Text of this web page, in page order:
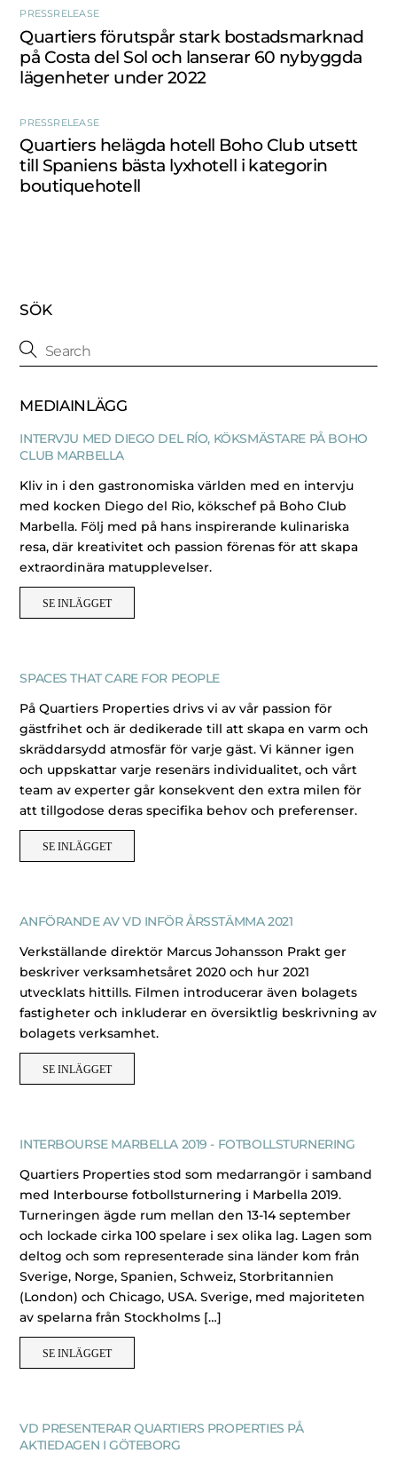
PRESSRELEASE
Quartiers förutspår stark bostadsmarknad
på Costa del Sol och lanserar 60 nybyggda
lägenheter under 2022
PRESSRELEASE
Quartiers helägda hotell Boho Club utsett
till Spaniens bästa lyxhotell i kategorin
boutiquehotell
SÖK
MEDIAINLÄGG
INTERVJU MED DIEGO DEL RÍO, KÖKSMÄSTARE PÅ BOHO
CLUB MARBELLA
Kliv in i den gastronomiska världen med en intervju
med kocken Diego del Rio, kökschef på Boho Club
Marbella. Följ med på hans inspirerande kulinariska
resa, där kreativitet och passion förenas för att skapa
extraordinära matupplevelser.
SE INLÄGGET
SPACES THAT CARE FOR PEOPLE
På Quartiers Properties drivs vi av vår passion för
gästfrihet och är dedikerade till att skapa en varm och
skräddarsydd atmosfär för varje gäst. Vi känner igen
och uppskattar varje resenärs individualitet, och vårt
team av experter går konsekvent den extra milen för
att tillgodose deras specifika behov och preferenser.
SE INLÄGGET
ANFÖRANDE AV VD INFÖR ÅRSSTÄMMA 2021
Verkställande direktör Marcus Johansson Prakt ger
beskriver verksamhetsåret 2020 och hur 2021
utvecklats hittills. Filmen introducerar även bolagets
fastigheter och inkluderar en översiktlig beskrivning av
bolagets verksamhet.
SE INLÄGGET
INTERBOURSE MARBELLA 2019 - FOTBOLLSTURNERING
Quartiers Properties stod som medarrangör i samband
med Interbourse fotbollsturnering i Marbella 2019.
Turneringen ägde rum mellan den 13-14 september
och lockade cirka 100 spelare i sex olika lag. Lagen som
deltog och som representerade sina länder kom från
Sverige, Norge, Spanien, Schweiz, Storbritannien
(London) och Chicago, USA. Sverige, med majoriteten
av spelarna från Stockholms […]
SE INLÄGGET
VD PRESENTERAR QUARTIERS PROPERTIES PÅ
AKTIEDAGEN I GÖTEBORG